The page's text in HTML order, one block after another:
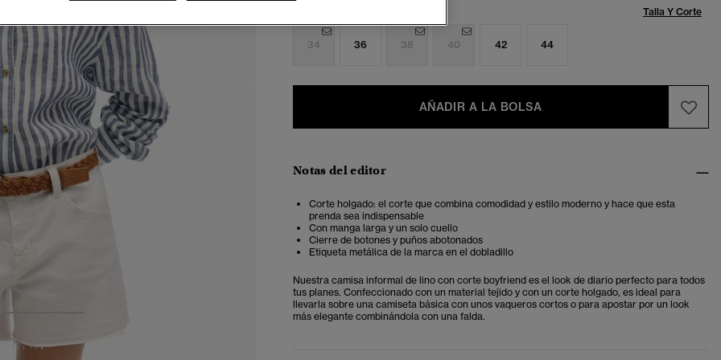
Talla Y Corte
34 36 38 40 42 44
AÑADIR A LA BOLSA
Notas del editor
Corte holgado: el corte que combina comodidad y estilo moderno y hace que esta
prenda sea indispensable
Con manga larga y un solo cuello
Cierre de botones y puños abotonados
Etiqueta metálica de la marca en el dobladillo
Nuestra camisa informal de lino con corte boyfriend es el look de diario perfecto para todos
tus planes. Confeccionado con un material tejido y con un corte holgado, es ideal para
llevarla sobre una camiseta básica con unos vaqueros cortos o para apostar por un look
más elegante combinándola con una falda.